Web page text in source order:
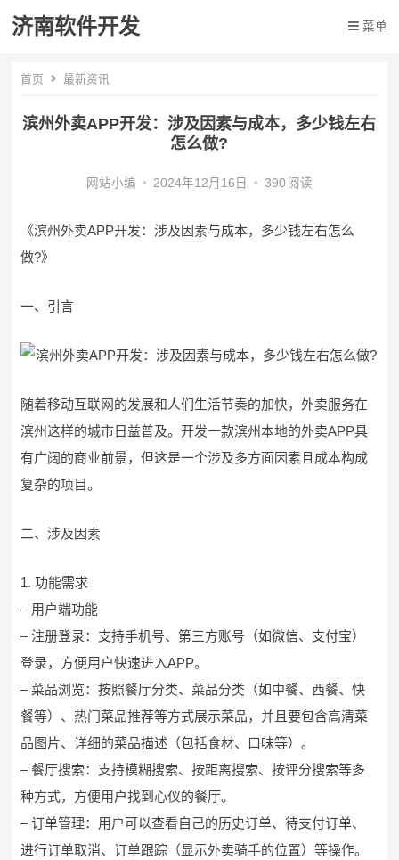
济南软件开发 菜单
首页 最新资讯
滨州外卖APP开发：涉及因素与成本，多少钱左右
怎么做?
网站小编 • 2024年12月16日 • 390 阅读
《滨州外卖APP开发：涉及因素与成本，多少钱左右怎么
做?》
一、引言
随着移动互联网的发展和人们生活节奏的加快，外卖服务在
滨州这样的城市日益普及。开发一款滨州本地的外卖APP具
有广阔的商业前景，但这是一个涉及多方面因素且成本构成
复杂的项目。
二、涉及因素
1. 功能需求
– 用户端功能
– 注册登录：支持手机号、第三方账号（如微信、支付宝）
登录，方便用户快速进入APP。
– 菜品浏览：按照餐厅分类、菜品分类（如中餐、西餐、快
餐等）、热门菜品推荐等方式展示菜品，并且要包含高清菜
品图片、详细的菜品描述（包括食材、口味等）。
– 餐厅搜索：支持模糊搜索、按距离搜索、按评分搜索等多
种方式，方便用户找到心仪的餐厅。
– 订单管理：用户可以查看自己的历史订单、待支付订单、
进行订单取消、订单跟踪（显示外卖骑手的位置）等操作。